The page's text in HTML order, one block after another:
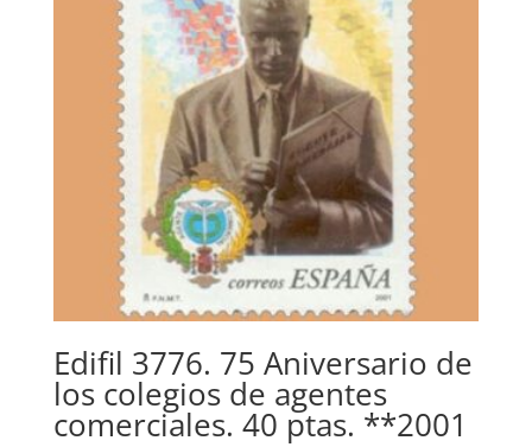
Edifil 3776. 75 Aniversario de
los colegios de agentes
comerciales. 40 ptas. **2001